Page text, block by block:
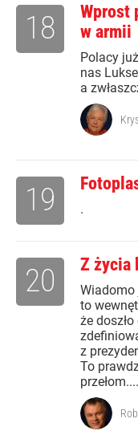
Wprost
w armii
Polacy
nas
a
18
.
19
Z życia
Wiadomo
to
że
z
To
przełom....
20